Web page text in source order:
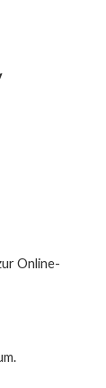
Online-